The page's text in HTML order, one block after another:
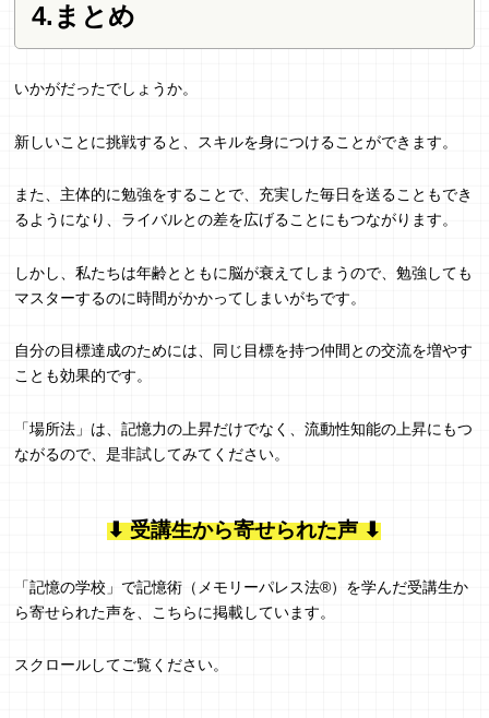
4.まとめ
いかがだったでしょうか。
新しいことに挑戦すると、スキルを身につけることができます。
また、主体的に勉強をすることで、充実した毎日を送ることもでき
るようになり、ライバルとの差を広げることにもつながります。
しかし、私たちは年齢とともに脳が衰えてしまうので、勉強しても
マスターするのに時間がかかってしまいがちです。
自分の目標達成のためには、同じ目標を持つ仲間との交流を増やす
ことも効果的です。
「場所法」は、記憶力の上昇だけでなく、流動性知能の上昇にもつ
ながるので、是非試してみてください。
⬇︎ 受講生から寄せられた声 ⬇︎
「記憶の学校」で記憶術（メモリーパレス法®︎）を学んだ受講生か
ら寄せられた声を、こちらに掲載しています。
スクロールしてご覧ください。